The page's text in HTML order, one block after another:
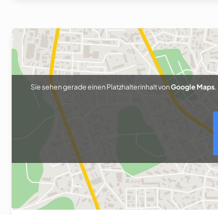
Sie sehen gerade einen Platzhalterinhalt vonGoogle Maps